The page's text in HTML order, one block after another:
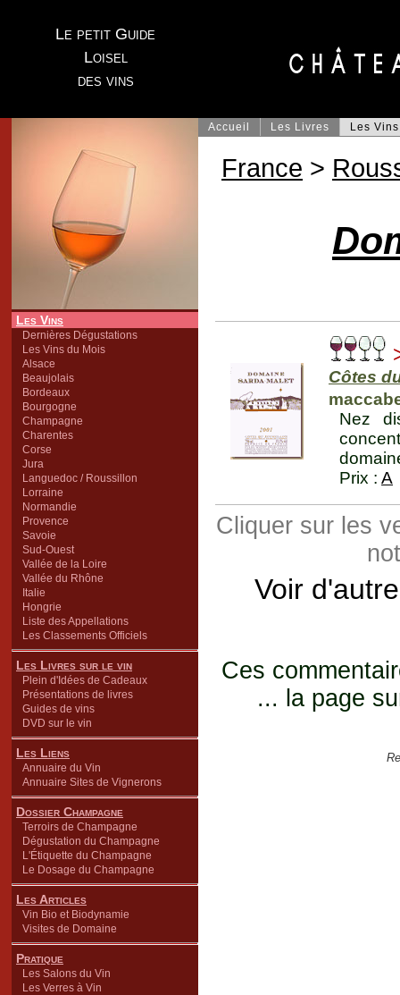
Le petit Guide
Loisel
des vins
Les Vins
Dernières Dégustations
Les Vins du Mois
Alsace
Beaujolais
Bordeaux
Bourgogne
Champagne
Charentes
Corse
Jura
Languedoc / Roussillon
Lorraine
Normandie
Provence
Savoie
Sud-Ouest
Vallée de la Loire
Vallée du Rhône
Italie
Hongrie
Liste des Appellations
Les Classements Officiels
Les Livres sur le vin
Plein d'Idées de Cadeaux
Présentations de livres
Guides de vins
DVD sur le vin
Les Liens
Annuaire du Vin
Annuaire Sites de Vignerons
Dossier Champagne
Terroirs de Champagne
Dégustation du Champagne
L'Étiquette du Champagne
Le Dosage du Champagne
Les Articles
Vin Bio et Biodynamie
Visites de Domaine
Pratique
Les Salons du Vin
Les Verres à Vin
Accueil Les Livres Les Vins
France >
Côtes
Nez
Prix : A
Cliquer sur les
Voir
Ces
... la page